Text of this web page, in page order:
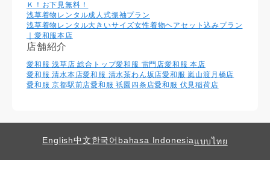
Ｋ！お下見無料！
浅草着物レンタル成人式振袖プラン
浅草着物レンタル大きいサイズ女性着物ヘアセット込みプラン
｜愛和服本店
店舗紹介
愛和服 浅草店 総合トップ愛和服 雷門店愛和服 本店
愛和服 清水本店愛和服 清水茶わん坂店愛和服 嵐山渡月橋店
愛和服 京都駅前店愛和服 祇園四条店愛和服 伏見稲荷店
English中文한국어 bahasa Indonesiaแบบไทย